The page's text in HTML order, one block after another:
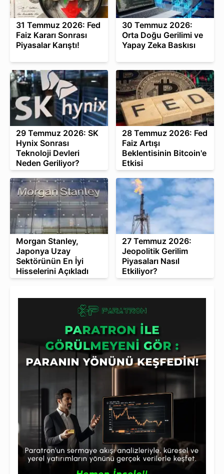
31 Temmuz 2026: Fed
Faiz Kararı Sonrası
Piyasalar Karıştı!
30 Temmuz 2026:
Orta Doğu Gerilimi ve
Yapay Zeka Baskısı
29 Temmuz 2026: SK
Hynix Sonrası
Teknoloji Devleri
Neden Geriliyor?
28 Temmuz 2026: Fed
Faiz Artışı
Beklentisinin Bitcoin'e
Etkisi
Morgan Stanley,
Japonya Uzay
Sektörünün En İyi
Hisselerini Açıkladı
27 Temmuz 2026:
Jeopolitik Gerilim
Piyasaları Nasıl
Etkiliyor?